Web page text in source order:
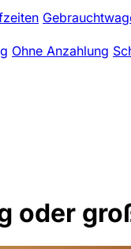
Ohne Anzahlung
oder